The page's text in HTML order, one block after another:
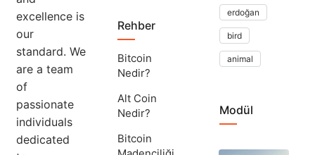
excellence is
our
standard. We
are a team
of
passionate
individuals
dedicated
Rehber
Bitcoin
Nedir?
Alt Coin
Nedir?
Bitcoin
erdoğan
bird
animal
Modül